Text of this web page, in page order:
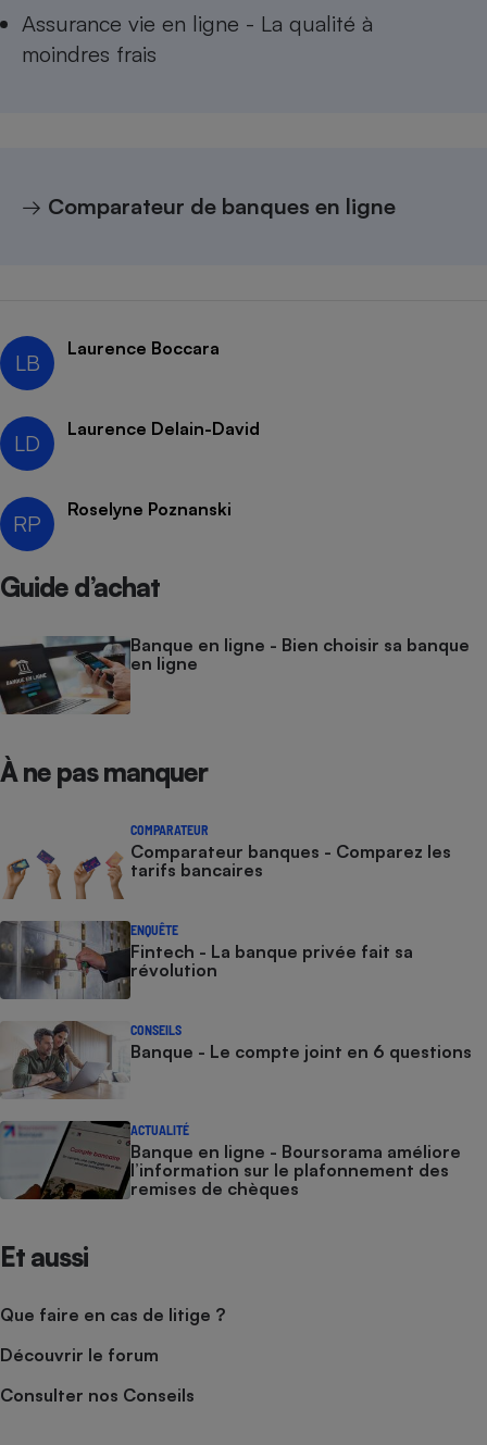
Assurance vie en ligne - La qualité à
moindres frais
→ Comparateur de banques en ligne
LB
Laurence Boccara
LD
Laurence Delain-David
RP
Roselyne Poznanski
Guide d’achat
Banque en ligne - Bien choisir sa banque
en ligne
À ne pas manquer
COMPARATEUR
Comparateur banques - Comparez les
tarifs bancaires
ENQUÊTE
Fintech - La banque privée fait sa
révolution
CONSEILS
Banque - Le compte joint en 6 questions
ACTUALITÉ
Banque en ligne - Boursorama améliore
l’information sur le plafonnement des
remises de chèques
Et aussi
Que faire en cas de litige ?
Découvrir le forum
Consulter nos Conseils